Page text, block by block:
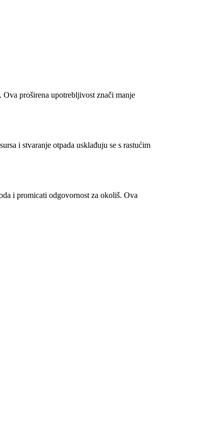
proširena upotrebljivost znači manje
i stvaranje otpada usklađuju se s rastućim
i promicati odgovornost za okoliš. Ova